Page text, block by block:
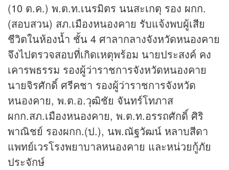
(10 ต.ค.) พ.ต.ท.เนรมิตร นนสะเกตุ รอง ผกก.
(สอบสวน) สภ.เมืองหนองคาย รับแจ้งพบผู้เสีย
ชีวิตในห้องน้ำ ชั้น 4 ศาลากลางจังหวัดหนองคาย
จึงไปตรวจสอบที่เกิดเหตุพร้อม นายประสงค์ คง
เคารพธรรม รองผู้ว่าราชการจังหวัดหนองคาย
นายจิรศักดิ์ ศรีคชา รองผู้ว่าราชการจังหวัด
หนองคาย, พ.ต.อ.วุฒิชัย จันทร์โทภาส
ผกก.สภ.เมืองหนองคาย, พ.ต.ท.อรรถศักดิ์ ศิริ
พาณิชย์ รองผกก.(ป.), นพ.ณัฐวัฒน์ หลาบสีดา
แพทย์เวรโรงพยาบาลหนองคาย และหน่วยกู้ภัย
ประจักษ์